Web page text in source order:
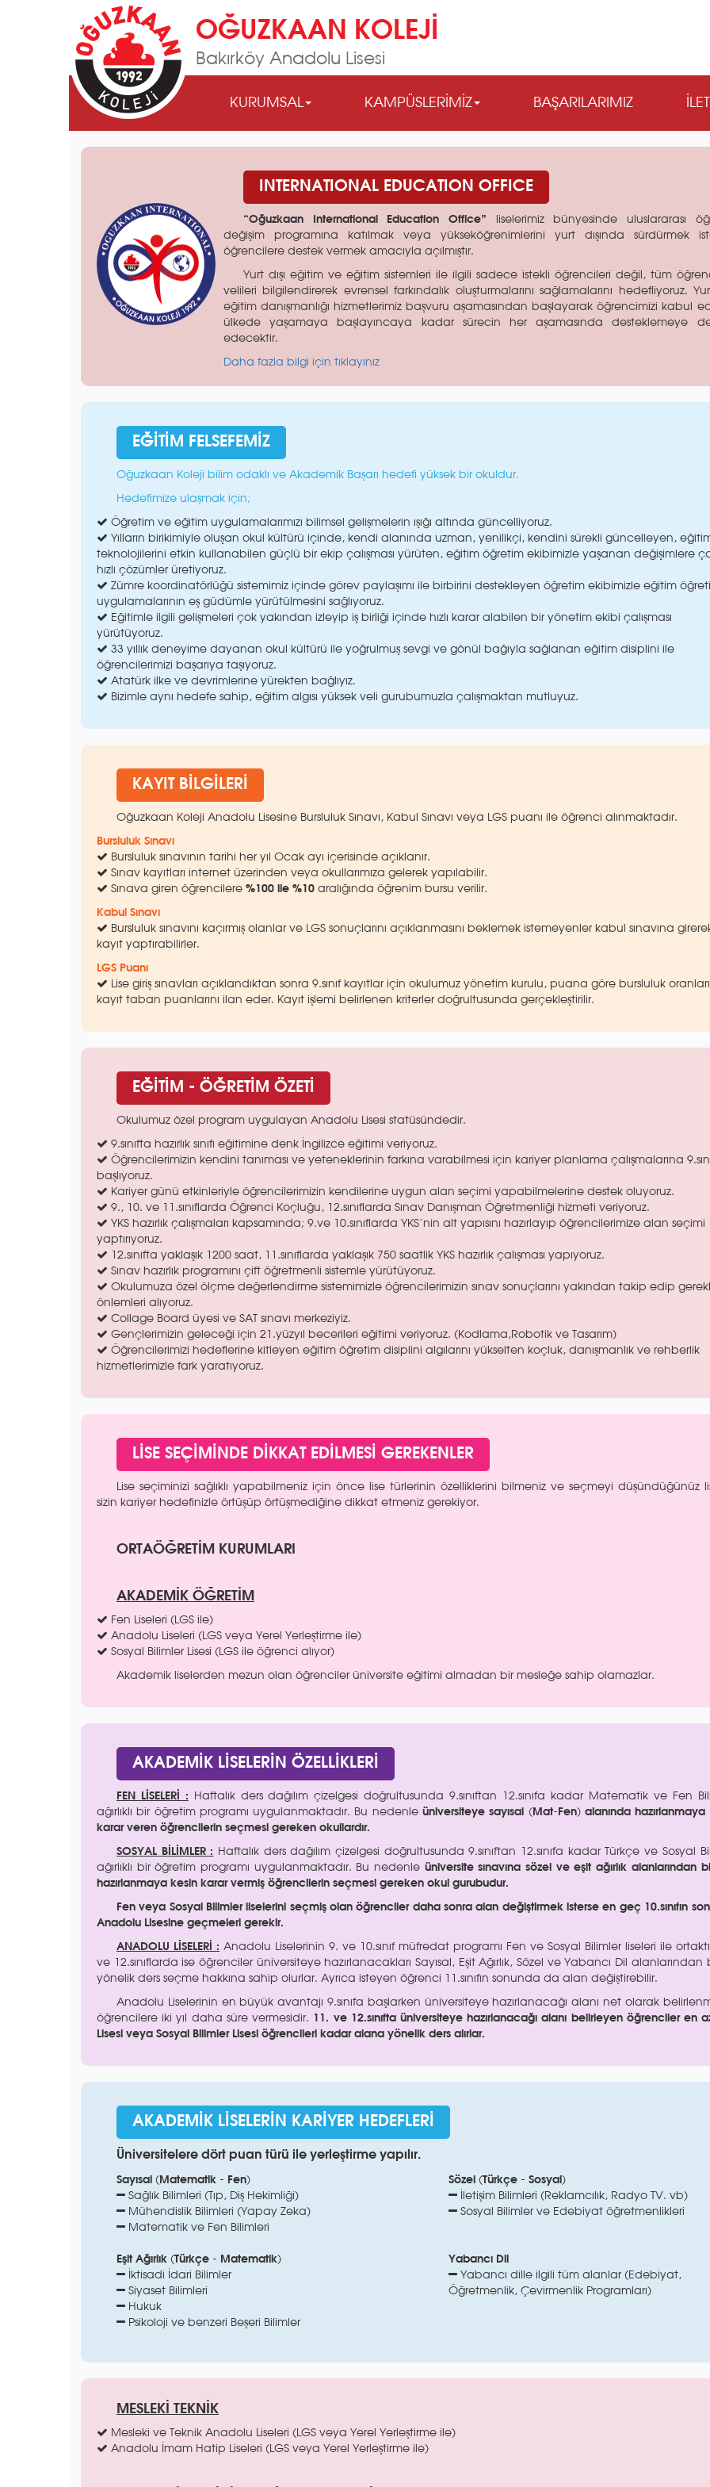
OĞUZKAAN KOLEJİ
Bakırköy Anadolu Lisesi
KURUMSAL KAMPÜSLERİMİZ BAŞARILARIMIZ
INTERNATIONAL EDUCATION OFFICE
“Oğuzkaan International Education Office” liselerimiz bünyesinde uluslararası
değişim programına katılmak veya yükseköğrenimlerini yurt dışında sürdürmek
öğrencilere destek vermek amacıyla açılmıştır.
Yurt dışı eğitim ve eğitim sistemleri ile ilgili sadece istekli öğrencileri değil, tüm
velileri bilgilendirerek evrensel farkındalık oluşturmalarını sağlamalarını hedefliyoruz. Yurt
eğitim danışmanlığı hizmetlerimiz başvuru aşamasından başlayarak öğrencimizi kabul
ülkede yaşamaya başlayıncaya kadar sürecin her aşamasında desteklemeye
edecektir.
Daha fazla bilgi için tıklayınız
EĞİTİM FELSEFEMİZ
Oğuzkaan Koleji bilim odaklı ve Akademik Başarı hedefi yüksek bir okuldur.
Hedefimize ulaşmak için;
Öğretim ve eğitim uygulamalarımızı bilimsel gelişmelerin ışığı altında güncelliyoruz.
Yılların birikimiyle oluşan okul kültürü içinde, kendi alanında uzman, yenilikçi, kendini sürekli güncelleyen,
teknolojilerini etkin kullanabilen güçlü bir ekip çalışması yürüten, eğitim öğretim ekibimizle yaşanan değişimlere
hızlı çözümler üretiyoruz.
Zümre koordinatörlüğü sistemimiz içinde görev paylaşımı ile birbirini destekleyen öğretim ekibimizle eğitim
uygulamalarının eş güdümle yürütülmesini sağlıyoruz.
Eğitimle ilgili gelişmeleri çok yakından izleyip iş birliği içinde hızlı karar alabilen bir yönetim ekibi çalışması
yürütüyoruz.
33 yıllık deneyime dayanan okul kültürü ile yoğrulmuş sevgi ve gönül bağıyla sağlanan eğitim disiplini ile
öğrencilerimizi başarıya taşıyoruz.
Atatürk ilke ve devrimlerine yürekten bağlıyız.
Bizimle aynı hedefe sahip, eğitim algısı yüksek veli gurubumuzla çalışmaktan mutluyuz.
KAYIT BİLGİLERİ
Oğuzkaan Koleji Anadolu Lisesine Bursluluk Sınavı, Kabul Sınavı veya LGS puanı ile öğrenci alınmaktadır.
Bursluluk Sınavı
Bursluluk sınavının tarihi her yıl Ocak ayı içerisinde açıklanır.
Sınav kayıtları internet üzerinden veya okullarımıza gelerek yapılabilir.
Sınava giren öğrencilere %100 ile %10 aralığında öğrenim bursu verilir.
Kabul Sınavı
Bursluluk sınavını kaçırmış olanlar ve LGS sonuçlarını açıklanmasını beklemek istemeyenler kabul sınavına
kayıt yaptırabilirler.
LGS Puanı
Lise giriş sınavları açıklandıktan sonra 9.sınıf kayıtlar için okulumuz yönetim kurulu, puana göre bursluluk
kayıt taban puanlarını ilan eder. Kayıt işlemi belirlenen kriterler doğrultusunda gerçekleştirilir.
EĞİTİM - ÖĞRETİM ÖZETİ
Okulumuz özel program uygulayan Anadolu Lisesi statüsündedir.
9.sınıfta hazırlık sınıfı eğitimine denk İngilizce eğitimi veriyoruz.
Öğrencilerimizin kendini tanıması ve yeteneklerinin farkına varabilmesi için kariyer planlama çalışmalarına
başlıyoruz.
Kariyer günü etkinleriyle öğrencilerimizin kendilerine uygun alan seçimi yapabilmelerine destek oluyoruz.
9., 10. ve 11.sınıflarda Öğrenci Koçluğu, 12.sınıflarda Sınav Danışman Öğretmenliği hizmeti veriyoruz.
YKS hazırlık çalışmaları kapsamında; 9.ve 10.sınıflarda YKS'nin alt yapısını hazırlayıp öğrencilerimize alan seçimi
yaptırıyoruz.
12.sınıfta yaklaşık 1200 saat, 11.sınıflarda yaklaşık 750 saatlik YKS hazırlık çalışması yapıyoruz.
Sınav hazırlık programını çift öğretmenli sistemle yürütüyoruz.
Okulumuza özel ölçme değerlendirme sistemimizle öğrencilerimizin sınav sonuçlarını yakından takip edip
önlemleri alıyoruz.
Collage Board üyesi ve SAT sınavı merkeziyiz.
Gençlerimizin geleceği için 21.yüzyıl becerileri eğitimi veriyoruz. (Kodlama,Robotik ve Tasarım)
Öğrencilerimizi hedeflerine kitleyen eğitim öğretim disiplini algılarını yükselten koçluk, danışmanlık ve rehberlik
hizmetlerimizle fark yaratıyoruz.
LİSE SEÇİMİNDE DİKKAT EDİLMESİ GEREKENLER
Lise seçiminizi sağlıklı yapabilmeniz için önce lise türlerinin özelliklerini bilmeniz ve seçmeyi düşündüğünüz
sizin kariyer hedefinizle örtüşüp örtüşmediğine dikkat etmeniz gerekiyor.
ORTAÖĞRETİM KURUMLARI
AKADEMİK ÖĞRETİM
Fen Liseleri (LGS ile)
Anadolu Liseleri (LGS veya Yerel Yerleştirme ile)
Sosyal Bilimler Lisesi (LGS ile öğrenci alıyor)
Akademik liselerden mezun olan öğrenciler üniversite eğitimi almadan bir mesleğe sahip olamazlar.
AKADEMİK LİSELERİN ÖZELLİKLERİ
FEN LİSELERİ : Haftalık ders dağılım çizelgesi doğrultusunda 9.sınıftan 12.sınıfa kadar Matematik ve Fen
ağırlıklı bir öğretim programı uygulanmaktadır. Bu nedenleüniversiteye sayısal (Mat-Fen) alanında hazırlanmaya
karar veren öğrencilerin seçmesi gereken okullardır.
SOSYAL BİLİMLER : Haftalık ders dağılım çizelgesi doğrultusunda 9.sınıftan 12.sınıfa kadar Türkçe ve Sosyal
ağırlıklı bir öğretim programı uygulanmaktadır. Bu nedenle üniversite sınavına sözel ve eşit ağırlık alanlarından
hazırlanmaya kesin karar vermiş öğrencilerin seçmesi gereken okul gurubudur.
Fen veya Sosyal Bilimler liselerini seçmiş olan öğrenciler daha sonra alan değiştirmek isterse en geç 10.sınıfın
Anadolu Lisesine geçmeleri gerekir.
ANADOLU LİSELERİ : Anadolu Liselerinin 9. ve 10.sınıf müfredat programı Fen ve Sosyal Bilimler liseleri ile
ve 12.sınıflarda ise öğrenciler üniversiteye hazırlanacakları Sayısal, Eşit Ağırlık, Sözel ve Yabancı Dil alanlarından
yönelik ders seçme hakkına sahip olurlar. Ayrıca isteyen öğrenci 11.sınıfın sonunda da alan değiştirebilir.
Anadolu Liselerinin en büyük avantajı 9.sınıfa başlarken üniversiteye hazırlanacağı alanı net olarak
öğrencilere iki yıl daha süre vermesidir. 11. ve 12.sınıfta üniversiteye hazırlanacağı alanı belirleyen öğrenciler en
Lisesi veya Sosyal Bilimler Lisesi öğrencileri kadar alana yönelik ders alırlar.
AKADEMİK LİSELERİN KARİYER HEDEFLERİ
Üniversitelere dört puan türü ile yerleştirme yapılır.
Sayısal (Matematik - Fen)
Sağlık Bilimleri (Tıp, Diş Hekimliği)
Mühendislik Bilimleri (Yapay Zeka)
Matematik ve Fen Bilimleri
Sözel (Türkçe - Sosyal)
İletişim Bilimleri (Reklamcılık, Radyo TV. vb)
Sosyal Bilimler ve Edebiyat öğretmenlikleri
Eşit Ağırlık (Türkçe - Matematik)
İktisadi İdari Bilimler
Siyaset Bilimleri
Hukuk
Psikoloji ve benzeri Beşeri Bilimler
Yabancı Dil
Yabancı dille ilgili tüm alanlar (Edebiyat,
Öğretmenlik, Çevirmenlik Programları)
MESLEKİ TEKNİK
Mesleki ve Teknik Anadolu Liseleri (LGS veya Yerel Yerleştirme ile)
Anadolu İmam Hatip Liseleri (LGS veya Yerel Yerleştirme ile)